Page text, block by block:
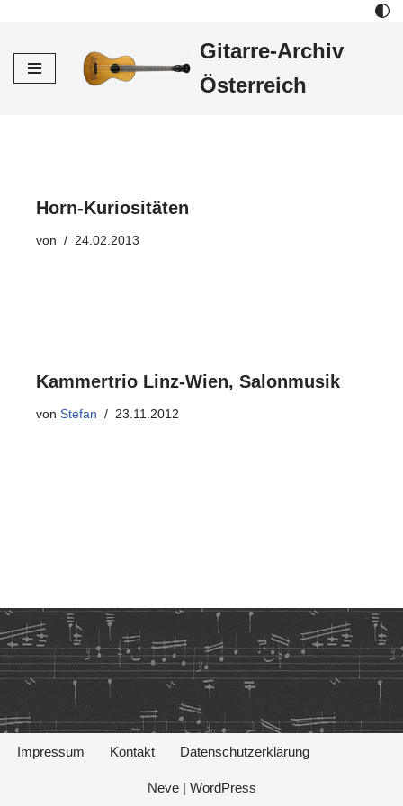
Inhalt
Gitarre-Archiv
Österreich
Horn-Kuriositäten
von 24.02.2013
Kammertrio Linz-Wien, Salonmusik
von Stefan 23.11.2012
Impressum Kontakt Datenschutzerklärung
Neve| WordPress